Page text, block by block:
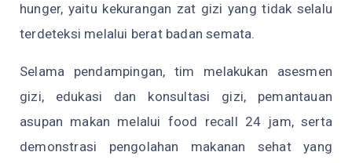
hunger, yaitu kekurangan zat gizi yang tidak selalu
terdeteksi melalui berat badan semata.
Selama pendampingan, tim melakukan asesmen
gizi, edukasi dan konsultasi gizi, pemantauan
asupan makan melalui food recall 24 jam, serta
demonstrasi pengolahan makanan sehat yang